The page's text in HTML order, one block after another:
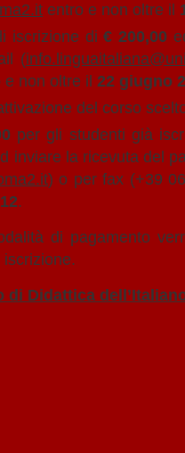
entro e non oltre il
iscrizione di€ 200,00
(
non oltre il 22 giugno
del corso
per gli studenti già
inviare la ricevuta del
) o per fax (+39
.
di pagamento
iscrizione.
di Didattica